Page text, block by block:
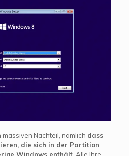
Nachteil, nämlich dass
die sich in der Partition